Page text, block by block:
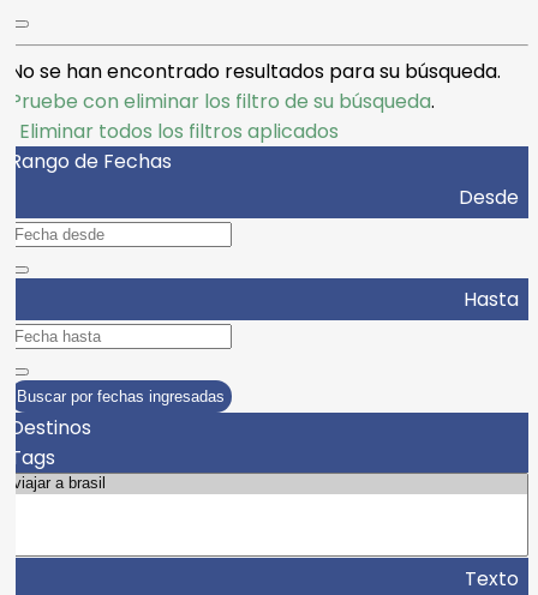
se han encontrado resultados para su búsqueda.
con eliminar los filtro de su búsqueda.
todos los filtros aplicados
de Fechas
Desde
Hasta
Buscar por fechas ingresadas
Texto